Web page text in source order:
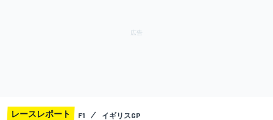
レースレポート F1 イギリスGP